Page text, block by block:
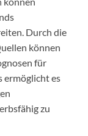
Durch die
können
für
ermöglicht es
zu